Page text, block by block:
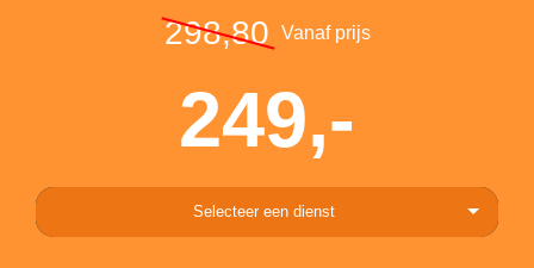
298,80 Vanaf prijs
249,-
Selecteer een dienst